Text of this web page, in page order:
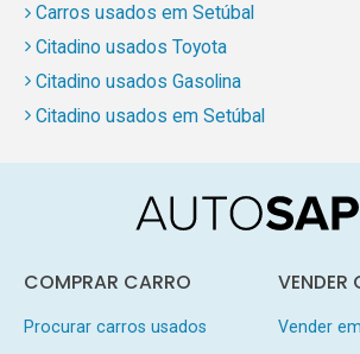
Carros usados em Setúbal
Citadino usados Toyota
Citadino usados Gasolina
Citadino usados em Setúbal
COMPRAR CARRO
Procurar carros usados
VENDER
Vender